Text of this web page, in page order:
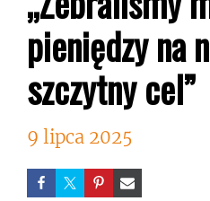
pieniędzy na
szczytny cel”
9 lipca 2025